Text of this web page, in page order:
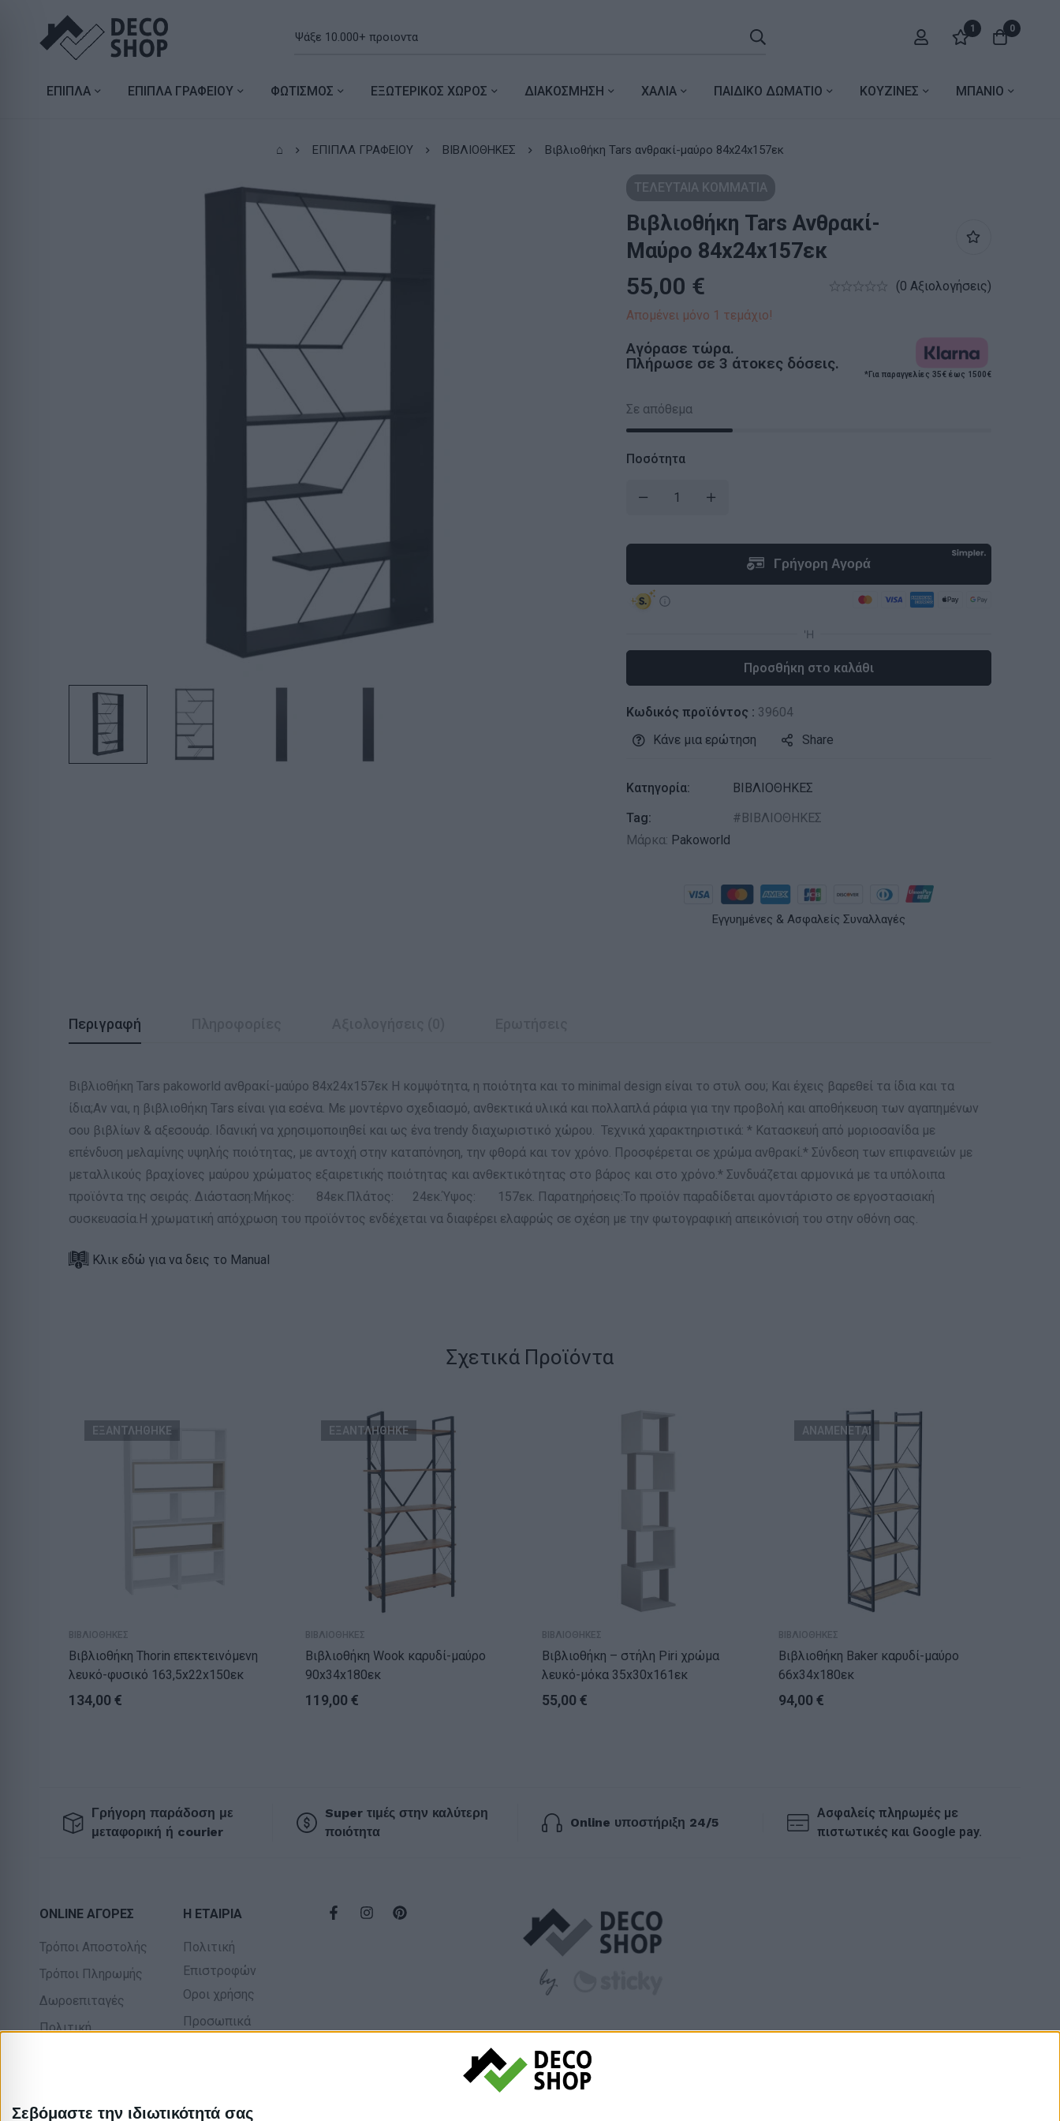
Σεβόμαστε την ιδιωτικότητά σας
1 0
ΕΠΙΠΛΑ ΕΠΙΠΛΑ ΓΡΑΦΕΙΟΥ ΦΩΤΙΣΜΟΣ ΕΞΩΤΕΡΙΚΟΣ ΧΩΡΟΣ ΔΙΑΚΟΣΜΗΣΗ ΧΑΛΙΑ ΠΑΙΔΙΚΟ ΔΩΜΑΤΙΟ ΚΟΥΖΙΝΕΣ ΜΠΑΝΙΟ
⌂ ΕΠΙΠΛΑ ΓΡΑΦΕΙΟΥ ΒΙΒΛΙΟΘΗΚΕΣ Βιβλιοθήκη Tars ανθρακί-μαύρο 84x24x157εκ
ΤΕΛΕΥΤΑΙΑ ΚΟΜΜΑΤΙΑ
Βιβλιοθήκη Tars Ανθρακί-
Μαύρο 84x24x157εκ
55,00 €
(0 Αξιολογήσεις)
Απομένει μόνο 1 τεμάχιο!
Αγόρασε τώρα.
Πλήρωσε σε 3 άτοκες δόσεις.
*Για παραγγελίες 35€ έως 1500€
Σε απόθεμα
Ποσότητα
Προσθήκη στο καλάθι
Κωδικός προϊόντος : 39604
Κάνε μια ερώτηση
Share
Κατηγορία:
ΒΙΒΛΙΟΘΗΚΕΣ
Tag:
ΒΙΒΛΙΟΘΗΚΕΣ
Μάρκα: Pakoworld
Εγγυημένες & Ασφαλείς Συναλλαγές
Περιγραφή
Βιβλιοθήκη Tars pakoworld ανθρακί-μαύρο 84x24x157εκ Η κομψότητα, η ποιότητα και το minimal design είναι το στυλ σου; Και έχεις βαρεθεί τα ίδια και τα
ίδια;Αν ναι, η βιβλιοθήκη Tars είναι για εσένα. Με μοντέρνο σχεδιασμό, ανθεκτικά υλικά και πολλαπλά ράφια για την προβολή και αποθήκευση των αγαπημένων
σου βιβλίων & αξεσουάρ. Ιδανική να χρησιμοποιηθεί και ως ένα trendy διαχωριστικό χώρου. Τεχνικά χαρακτηριστικά: * Κατασκευή από μοριοσανίδα με
επένδυση μελαμίνης υψηλής ποιότητας, με αντοχή στην καταπόνηση, την φθορά και τον χρόνο. Προσφέρεται σε χρώμα ανθρακί.* Σύνδεση των επιφανειών με
μεταλλικούς βραχίονες μαύρου χρώματος εξαιρετικής ποιότητας και ανθεκτικότητας στο βάρος και στο χρόνο.* Συνδυάζεται αρμονικά με τα υπόλοιπα
προϊόντα της σειράς. Διάσταση:Μήκος: 84εκ.Πλάτος: 24εκ.Ύψος: 157εκ. Παρατηρήσεις:Το προϊόν παραδίδεται αμοντάριστο σε εργοστασιακή
συσκευασία.Η χρωματική απόχρωση του προϊόντος ενδέχεται να διαφέρει ελαφρώς σε σχέση με την φωτογραφική απεικόνισή του στην οθόνη σας.
Κλικ εδώ για να δεις το Manual
Σχετικά Προϊόντα
ΕΞΑΝΤΛΗΘΗΚΕ
ΒΙΒΛΙΟΘΗΚΕΣ
Βιβλιοθήκη Thorin επεκτεινόμενη
λευκό-φυσικό 163,5x22x150εκ
134,00 €
ΕΞΑΝΤΛΗΘΗΚΕ
ΒΙΒΛΙΟΘΗΚΕΣ
Βιβλιοθήκη Wook καρυδί-μαύρο
90x34x180εκ
119,00 €
ΒΙΒΛΙΟΘΗΚΕΣ
Βιβλιοθήκη – στήλη Piri χρώμα
λευκό-μόκα 35x30x161εκ
55,00 €
ΑΝΑΜΕΝΕΤΑΙ
ΒΙΒΛΙΟΘΗΚΕΣ
Βιβλιοθήκη Baker καρυδί-μαύρο
66x34x180εκ
94,00 €
Γρήγορη παράδοση με
μεταφορική ή courier
Super τιμές στην καλύτερη
ποιότητα
Online υποστήριξη 24/5
Ασφαλείς πληρωμές με
πιστωτικές και Google pay.
ONLINE ΑΓΟΡΕΣ
Τρόποι Αποστολής
Τρόποι Πληρωμής
Δωροεπιταγές
Πολιτική
Η ΕΤΑΙΡΙΑ
Πολιτική
Επιστροφών
Οροι χρήσης
Προσωπικά